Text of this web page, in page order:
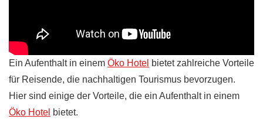
Ein Aufenthalt in einem Öko Hotel bietet zahlreiche Vorteile
für Reisende, die nachhaltigen Tourismus bevorzugen.
Hier sind einige der Vorteile, die ein Aufenthalt in einem
Öko Hotel bietet.